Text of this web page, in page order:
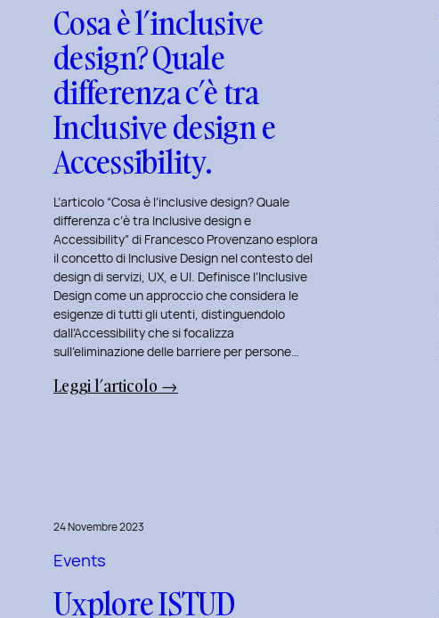
Cosa è l’inclusive
design? Quale
differenza c’è tra
Inclusive design e
Accessibility.
L’articolo “Cosa è l’inclusive design? Quale
differenza c’è tra Inclusive design e
Accessibility” di Francesco Provenzano esplora
il concetto di Inclusive Design nel contesto del
design di servizi, UX, e UI. Definisce l’Inclusive
Design come un approccio che considera le
esigenze di tutti gli utenti, distinguendolo
dall’Accessibility che si focalizza
sull’eliminazione delle barriere per persone…
Leggi l’articolo →
Inclusive
24 Novembre 2023
Events
Uxplore ISTUD